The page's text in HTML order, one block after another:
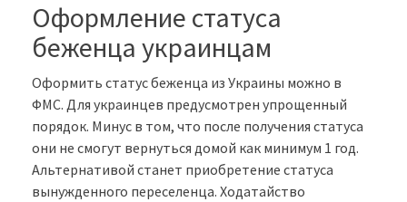
Оформление статуса
беженца украинцам
Оформить статус беженца из Украины можно в
ФМС. Для украинцев предусмотрен упрощенный
порядок. Минус в том, что после получения статуса
они не смогут вернуться домой как минимум 1 год.
Альтернативой станет приобретение статуса
вынужденного переселенца. Ходатайство